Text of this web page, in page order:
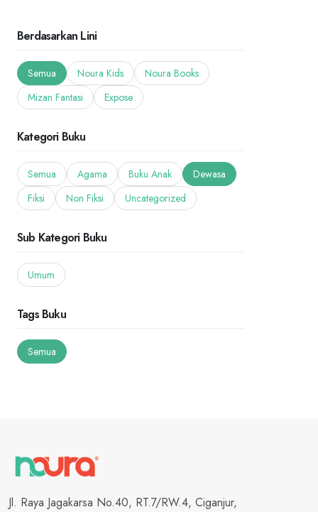
Berdasarkan Lini
Semua Noura Kids
Noura Books
Mizan Fantasi
Expose
Kategori Buku
Semua Agama Buku Anak
Dewasa
Fiksi
Non Fiksi Uncategorized
Sub Kategori Buku
Umum
Tags Buku
Semua
Jl. Raya Jagakarsa No.40, RT.7/RW.4, Ciganjur,